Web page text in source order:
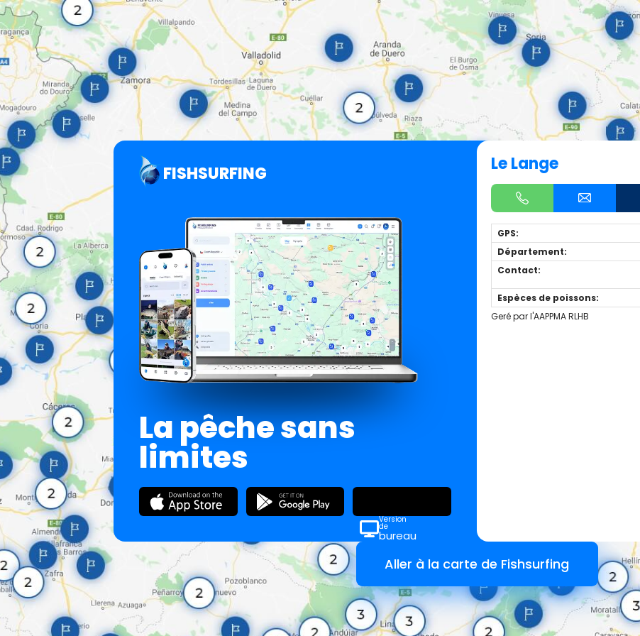
FISHSURFING
La pêche sans
limites
Version
de
bureau
Le Lange
GPS:
Département:
Contact:
Espèces de poissons:
Geré par l'AAPPMA RLHB
Aller à la carte de Fishsurfing